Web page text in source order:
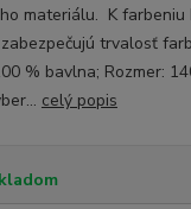
materiálu. K farbeniu
trvalosť
% bavlna; Rozmer:
celý popis